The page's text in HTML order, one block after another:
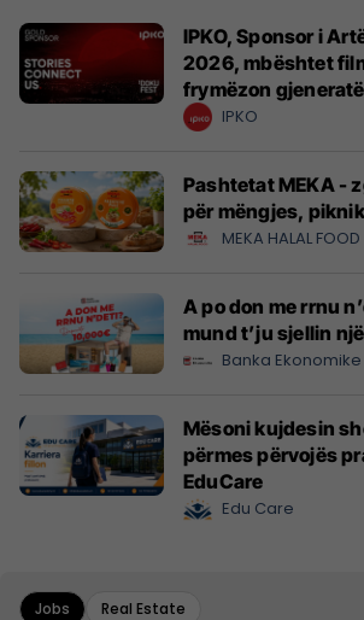
IPKO, Sponsor i
2026, mbështet
frymëzon
krijuesve
IPKO
Pashtetat MEKA -
për mëngjes,
MEKA HALAL FOOD
A po don me rrnu
mund t’ju sjellin
Banka Ekonomike
Mësoni kujdesin
përmes përvojës
EduCare
Edu Care
Jobs Real Estate